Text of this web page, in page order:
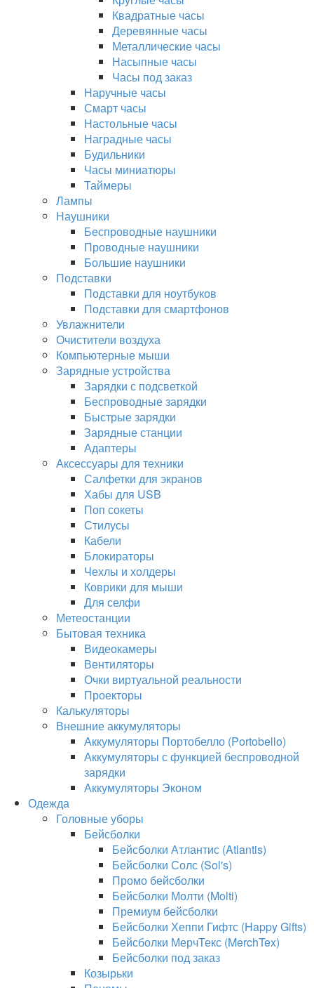
Квадратные часы
Деревянные часы
Металлические часы
Насыпные часы
Часы под заказ
Наручные часы
Смарт часы
Настольные часы
Наградные часы
Будильники
Часы миниатюры
Таймеры
Лампы
Наушники
Беспроводные наушники
Проводные наушники
Большие наушники
Подставки
Подставки для ноутбуков
Подставки для смартфонов
Увлажнители
Очистители воздуха
Компьютерные мыши
Зарядные устройства
Зарядки с подсветкой
Беспроводные зарядки
Быстрые зарядки
Зарядные станции
Адаптеры
Аксессуары для техники
Салфетки для экранов
Хабы для USB
Поп сокеты
Стилусы
Кабели
Блокираторы
Чехлы и холдеры
Коврики для мыши
Для селфи
Метеостанции
Бытовая техника
Видеокамеры
Вентиляторы
Очки виртуальной реальности
Проекторы
Калькуляторы
Внешние аккумуляторы
Аккумуляторы Портобелло (Portobello)
Аккумуляторы с функцией беспроводной
зарядки
Аккумуляторы Эконом
Одежда
Головные уборы
Бейсболки
Бейсболки Атлантис (Atlantis)
Бейсболки Солс (Sol's)
Промо бейсболки
Бейсболки Молти (Molti)
Премиум бейсболки
Бейсболки Хеппи Гифтс (Happy Gifts)
Бейсболки МерчТекс (MerchTex)
Бейсболки под заказ
Козырьки